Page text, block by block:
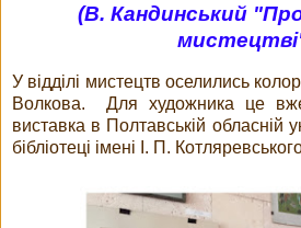
(В. Кандинський
У відділі мистецтв оселились
Волкова. Для художника це
виставка в Полтавській обласній
бібліотеці імені І. П.